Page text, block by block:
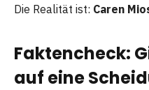
Die Realität ist: Caren
Faktencheck:
auf eine